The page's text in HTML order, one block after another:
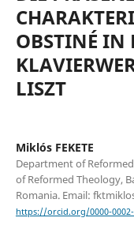
OBSTINÉ IN
LISZT
Miklós FEKETE
Department of
of Reformed Theology,
Romania. Email:
https://orcid.org/0000-0002-